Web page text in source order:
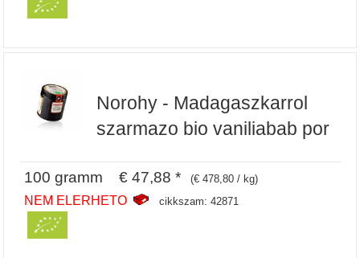
Norohy - Madagaszkarrol
szarmazo bio vaniliabab por
100 gramm € 47,88 * (€ 478,80 / kg)
NEM ELERHETO cikkszam: 42871